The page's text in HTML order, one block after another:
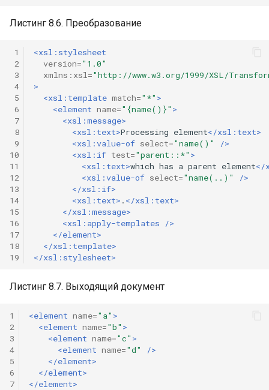
Листинг 8.6. Преобразование
1
2
3
4
5
6
7
8
9
10
11
12
13
14
15
16
17
18
19
<xsl:stylesheet
version="1.0"
xmlns:xsl="http://www.w3.org/1999/XSL/
>
<xsl:template match="*" >
<element name="{name()}" >
<xsl:message>
<xsl:text>Processing element</xsl:text>
<xsl:value-of select="name()"
/>
<xsl:if test="parent::*" >
<xsl:text>which has a parent element</
<xsl:value-of select="name(..)"
/>
</xsl:if>
<xsl:text> . </xsl:text>
</xsl:message>
<xsl:apply-templates
/>
</element>
</xsl:template>
</xsl:stylesheet>
Листинг 8.7. Выходящий документ
1
2
3
4
5
6
7
<element name="a" >
<element name="b" >
<element name="c" >
<element name="d"
/>
</element>
</element>
</element>